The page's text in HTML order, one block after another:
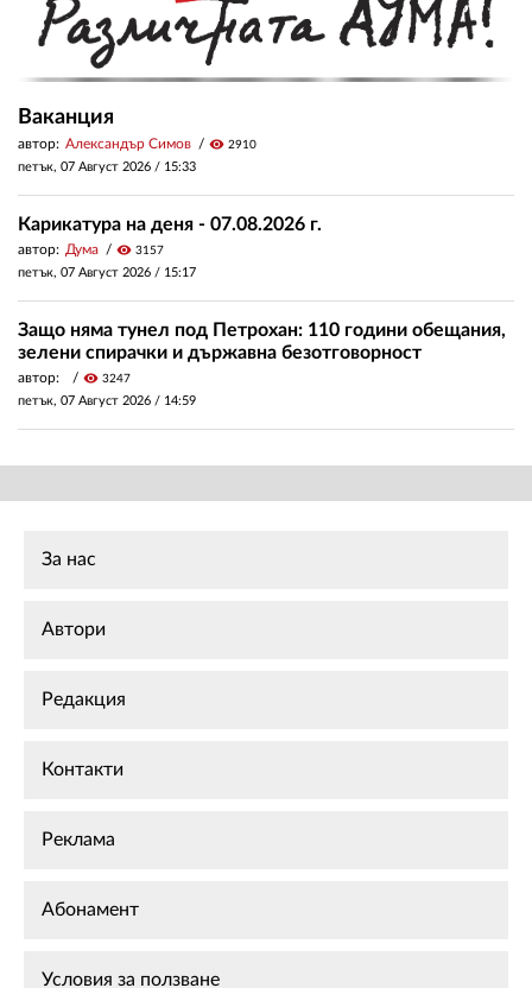
Ваканция
автор: Александър Симов visibility 2910
петък, 07 Август 2026 / 15:33
Карикатура на деня - 07.08.2026 г.
автор: Дума visibility 3157
петък, 07 Август 2026 / 15:17
Защо няма тунел под Петрохан: 110 години обещания,
зелени спирачки и държавна безотговорност
автор: visibility 3247
петък, 07 Август 2026 / 14:59
За нас
Автори
Редакция
Контакти
Реклама
Абонамент
Условия за ползване